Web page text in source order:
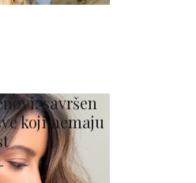
savršen
koji nemaju